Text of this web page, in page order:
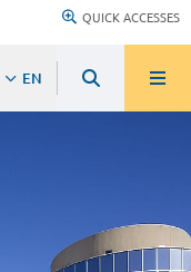
QUICK ACCESSES
EN